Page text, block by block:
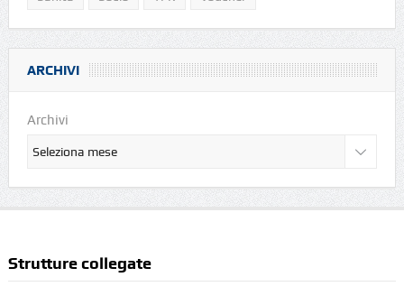
ARCHIVI
Archivi
Strutture collegate